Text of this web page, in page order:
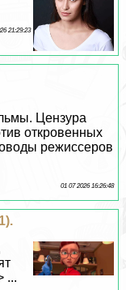
21:29:23
Цензура
откровенных
режиссеров
01 07 2026 16:26:48
...